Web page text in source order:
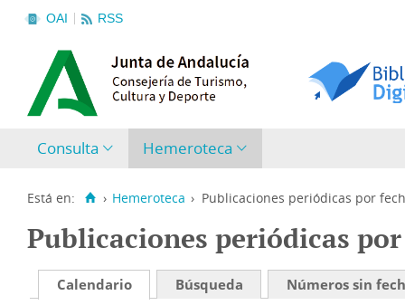
OAI RSS
Consulta Hemeroteca
Está en: › Hemeroteca › Publicaciones periódicas por
Publicaciones periódicas
Calendario Búsqueda
Números sin